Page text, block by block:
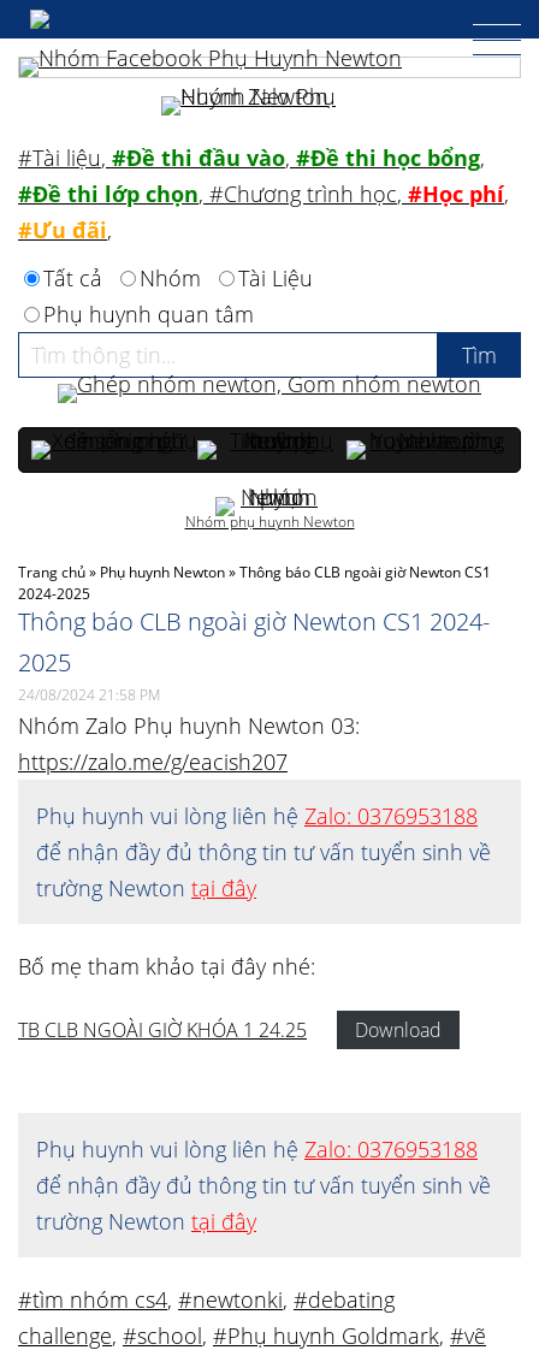
Trang chủ» Phụ huynh Newton»Thông báo CLB ngoài giờ Newton CS1
2024-2025
Thông báo CLB ngoài giờ Newton CS1 2024-
2025
24/08/2024 21:58 PM
Nhóm Zalo Phụ huynh Newton 03:
https://zalo.me/g/eacish207
Phụ huynh vui lòng liên hệ Zalo: 0376953188
để nhận đầy đủ thông tin tư vấn tuyển sinh về
trường Newton tại đây
Bố mẹ tham khảo tại đây nhé:
TB CLB NGOÀI GIỜ KHÓA 1 24.25 Download
Phụ huynh vui lòng liên hệ Zalo: 0376953188
để nhận đầy đủ thông tin tư vấn tuyển sinh về
trường Newton tại đây
#tìm nhóm cs4, #newtonki, #debating
challenge, #school, #Phụ huynh Goldmark, #vẽ
#Tài liệu, #Đề thi đầu vào, #Đề thi học bổng,
#Đề thi lớp chọn, #Chương trình học, #Học phí,
#Ưu đãi,
Tất cả
Nhóm
Tài Liệu
Phụ huynh quan tâm
Nhóm phụ huynh Newton